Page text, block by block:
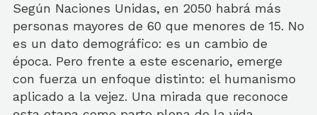
Según Naciones Unidas, en 2050 habrá más
personas mayores de 60 que menores de 15. No
es un dato demográfico: es un cambio de
época. Pero frente a este escenario, emerge
con fuerza un enfoque distinto: el humanismo
aplicado a la vejez. Una mirada que reconoce